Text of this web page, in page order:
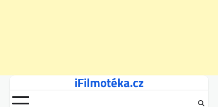
content
iFilmotéka.cz